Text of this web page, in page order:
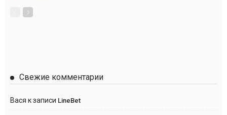
Свежие комментарии
Вася к записи LineBet